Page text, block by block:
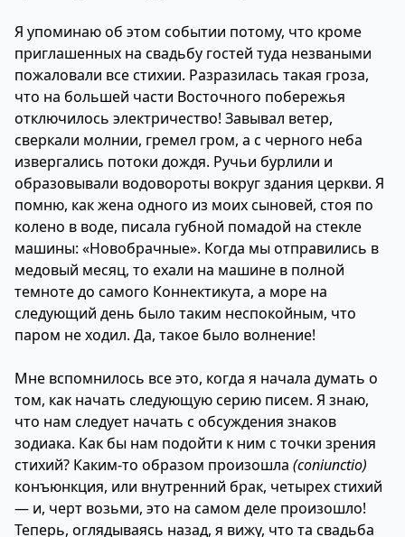
Я упоминаю об этом событии потому, что кроме
приглашенных на свадьбу гостей туда незваными
пожаловали все стихии. Разразилась такая гроза,
что на большей части Восточного побережья
отключилось электричество! Завывал ветер,
сверкали молнии, гремел гром, а с черного неба
извергались потоки дождя. Ручьи бурлили и
образовывали водовороты вокруг здания церкви. Я
помню, как жена одного из моих сыновей, стоя по
колено в воде, писала губной помадой на стекле
машины: «Новобрачные». Когда мы отправились в
медовый месяц, то ехали на машине в полной
темноте до самого Коннектикута, а море на
следующий день было таким неспокойным, что
паром не ходил. Да, такое было волнение!
Мне вспомнилось все это, когда я начала думать о
том, как начать следующую серию писем. Я знаю,
что нам следует начать с обсуждения знаков
зодиака. Как бы нам подойти к ним с точки зрения
стихий? Каким-то образом произошла (coniunctio)
конъюнкция, или внутренний брак, четырех стихий
— и, черт возьми, это на самом деле произошло!
Теперь, оглядываясь назад, я вижу, что та свадьба